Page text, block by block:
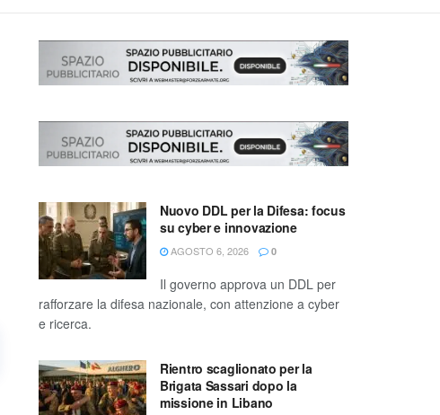
Nuovo DDL per la Difesa: focus
su cyber e innovazione
AGOSTO 6, 2026 0
Il governo approva un DDL per
rafforzare la difesa nazionale, con attenzione a cyber
e ricerca.
Rientro scaglionato per la
Brigata Sassari dopo la
missione in Libano